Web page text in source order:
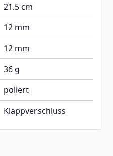
21.5 cm
12 mm
12 mm
36 g
poliert
Klappverschluss